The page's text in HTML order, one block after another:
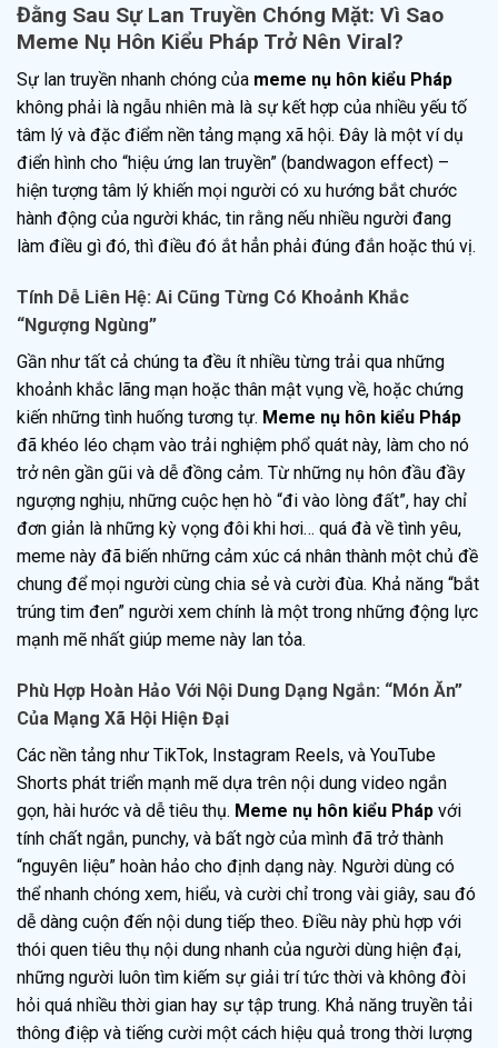
Đằng Sau Sự Lan Truyền Chóng Mặt: Vì Sao
Meme Nụ Hôn Kiểu Pháp Trở Nên Viral?
Sự lan truyền nhanh chóng của meme nụ hôn kiểu Pháp
không phải là ngẫu nhiên mà là sự kết hợp của nhiều yếu tố
tâm lý và đặc điểm nền tảng mạng xã hội. Đây là một ví dụ
điển hình cho “hiệu ứng lan truyền” (bandwagon effect) –
hiện tượng tâm lý khiến mọi người có xu hướng bắt chước
hành động của người khác, tin rằng nếu nhiều người đang
làm điều gì đó, thì điều đó ắt hẳn phải đúng đắn hoặc thú vị.
Tính Dễ Liên Hệ: Ai Cũng Từng Có Khoảnh Khắc
“Ngượng Ngùng”
Gần như tất cả chúng ta đều ít nhiều từng trải qua những
khoảnh khắc lãng mạn hoặc thân mật vụng về, hoặc chứng
kiến những tình huống tương tự. Meme nụ hôn kiểu Pháp
đã khéo léo chạm vào trải nghiệm phổ quát này, làm cho nó
trở nên gần gũi và dễ đồng cảm. Từ những nụ hôn đầu đầy
ngượng nghịu, những cuộc hẹn hò “đi vào lòng đất”, hay chỉ
đơn giản là những kỳ vọng đôi khi hơi… quá đà về tình yêu,
meme này đã biến những cảm xúc cá nhân thành một chủ đề
chung để mọi người cùng chia sẻ và cười đùa. Khả năng “bắt
trúng tim đen” người xem chính là một trong những động lực
mạnh mẽ nhất giúp meme này lan tỏa.
Phù Hợp Hoàn Hảo Với Nội Dung Dạng Ngắn: “Món Ăn”
Của Mạng Xã Hội Hiện Đại
Các nền tảng như TikTok, Instagram Reels, và YouTube
Shorts phát triển mạnh mẽ dựa trên nội dung video ngắn
gọn, hài hước và dễ tiêu thụ. Meme nụ hôn kiểu Pháp với
tính chất ngắn, punchy, và bất ngờ của mình đã trở thành
“nguyên liệu” hoàn hảo cho định dạng này. Người dùng có
thể nhanh chóng xem, hiểu, và cười chỉ trong vài giây, sau đó
dễ dàng cuộn đến nội dung tiếp theo. Điều này phù hợp với
thói quen tiêu thụ nội dung nhanh của người dùng hiện đại,
những người luôn tìm kiếm sự giải trí tức thời và không đòi
hỏi quá nhiều thời gian hay sự tập trung. Khả năng truyền tải
thông điệp và tiếng cười một cách hiệu quả trong thời lượng